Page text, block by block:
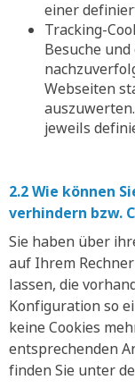
einer
Tracking-
Besuche
Webseiten
jeweils
2.2 Wie können
verhindern bzw.
Sie haben über
auf Ihrem
lassen, die
Konfiguration so
keine Cookies
entsprechenden
finden Sie unter